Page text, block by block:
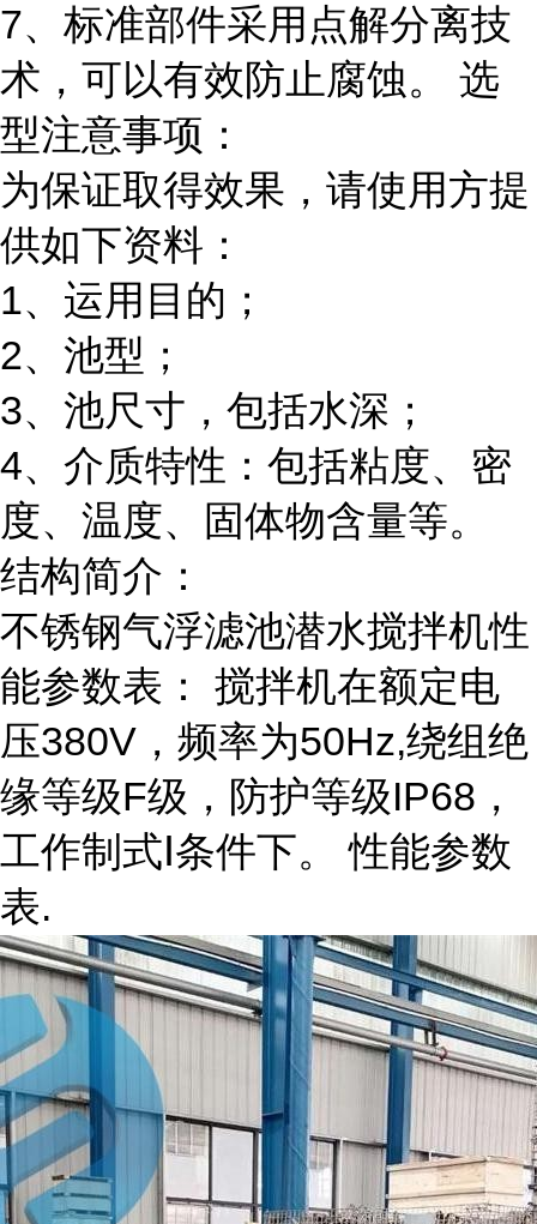
7、标准部件采用点解分离技
术，可以有效防止腐蚀。 选
型注意事项：
为保证取得效果，请使用方提
供如下资料：
1、运用目的；
2、池型；
3、池尺寸，包括水深；
4、介质特性：包括粘度、密
度、温度、固体物含量等。
结构简介：
不锈钢气浮滤池潜水搅拌机性
能参数表： 搅拌机在额定电
压380V，频率为50Hz,绕组绝
缘等级F级，防护等级IP68，
工作制式Ⅰ条件下。 性能参数
表.